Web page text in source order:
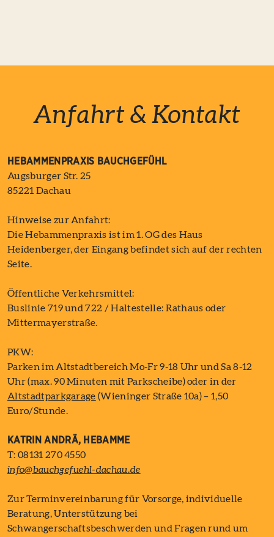
Anfahrt & Kontakt
HEBAMMENPRAXIS BAUCHGEFÜHL
Augsburger Str. 25
85221 Dachau
Hinweise zur Anfahrt:
Die Hebammenpraxis ist im 1. OG des Haus
Heidenberger, der Eingang befindet sich auf der rechten
Seite.
Öffentliche Verkehrsmittel:
Buslinie 719 und 722 / Haltestelle: Rathaus oder
Mittermayerstraße.
PKW:
Parken im Altstadtbereich Mo-Fr 9-18 Uhr und Sa 8-12
Uhr (max. 90 Minuten mit Parkscheibe) oder in der
Altstadtparkgarage (Wieninger Straße 10a) – 1,50
Euro/Stunde.
KATRIN ANDRÄ, HEBAMME
T: 08131 270 4550
info@bauchgefuehl-dachau.de
Zur Terminvereinbarung für Vorsorge, individuelle
Beratung, Unterstützung bei
Schwangerschaftsbeschwerden und Fragen rund um